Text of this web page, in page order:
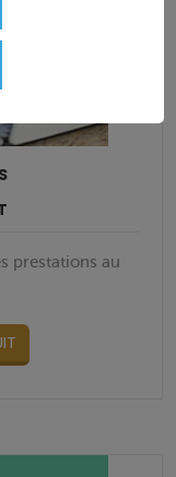
prestations au